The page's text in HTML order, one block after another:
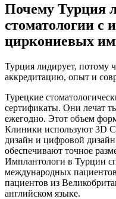
Почему Турция
стоматологии с
циркониевых
Турция лидирует, потому
аккредитацию, опыт и
Турецкие
сертификаты. Они лечат
ежегодно. Этот объем
Клиники используют 3D
дизайн и цифровой
обеспечивают точное
Имплантологи в Турции
международных
пациентов из
английском языке.